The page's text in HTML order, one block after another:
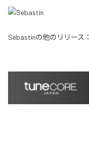
Sebastinの他のリリース：